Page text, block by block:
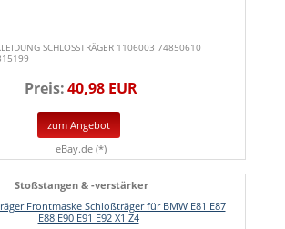
SCHLOSSTRÄGER 1106003 74850610
Preis:40,98 EUR
zum Angebot
eBay.de (*)
Stoßstangen & -verstärker